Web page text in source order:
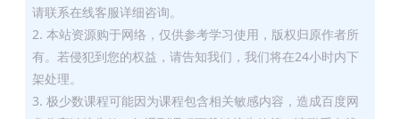
请联系在线客服详细咨询。
2. 本站资源购于网络，仅供参考学习使用，版权归原作者所
有。若侵犯到您的权益，请告知我们，我们将在24小时内下
架处理。
3. 极少数课程可能因为课程包含相关敏感内容，造成百度网